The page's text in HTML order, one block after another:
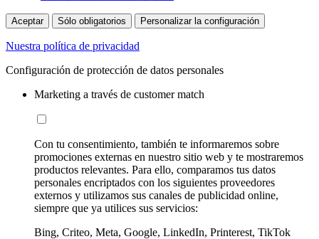
Aceptar Sólo obligatorios Personalizar la configuración
Nuestra política de privacidad
Configuración de protección de datos personales
Marketing a través de customer match
Con tu consentimiento, también te informaremos sobre
promociones externas en nuestro sitio web y te mostraremos
productos relevantes. Para ello, comparamos tus datos
personales encriptados con los siguientes proveedores
externos y utilizamos sus canales de publicidad online,
siempre que ya utilices sus servicios:
Bing, Criteo, Meta, Google, LinkedIn, Printerest, TikTok